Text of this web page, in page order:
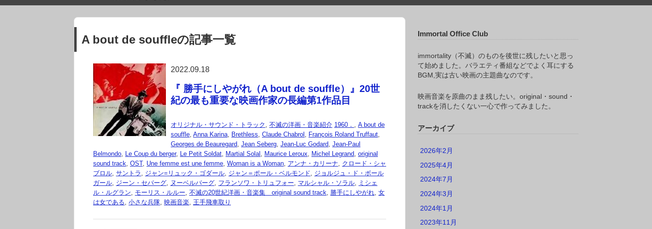
A bout de souffleの記事一覧
2022.09.18
『 勝手にしやがれ（A bout de souffle）』20世
紀の最も重要な映画作家の長編第1作品目
オリジナル・サウンド・トラック , 不滅の洋画・音楽紹介 1960． , A bout de
souffle, Anna Karina, Brethless, Claude Chabrol , François Roland Truffaut,
Georges de Beauregard, Jean Seberg, Jean-Luc Godard, Jean-Paul
Belmondo, Le Coup du berger, Le Petit Soldat, Martial Solal , Maurice Leroux, Michel Legrand, original
sound track, OST, Une femme est une femme, Woman is a Woman, アンナ・カリーナ, クロード・シャ
ブロル, サントラ , ジャン=リュック・ゴダール, ジャン＝ポール・ベルモンド, ジョルジュ・ド・ボール
ガール, ジーン・セバーグ, ヌーベルバーグ, フランソワ・トリュフォー, マルシャル・ソラル, ミシェ
ル・ルグラン, モーリス・ルルー, 不滅の20世紀洋画・音楽集 original sound track, 勝手にしやがれ, 女
は女である, 小さな兵隊, 映画音楽, 王手飛車取り
Immortal Office Club
immortality（不滅）のものを後世に残したいと思っ
て始めました。バラエティ番組などでよく耳にする
BGM,実は古い映画の主題曲なのです。
映画音楽を原曲のまま残したい。original・sound・
trackを消したくない一心で作ってみました。
アーカイブ
2026年2月
2025年4月
2024年7月
2024年3月
2024年1月
2023年11月